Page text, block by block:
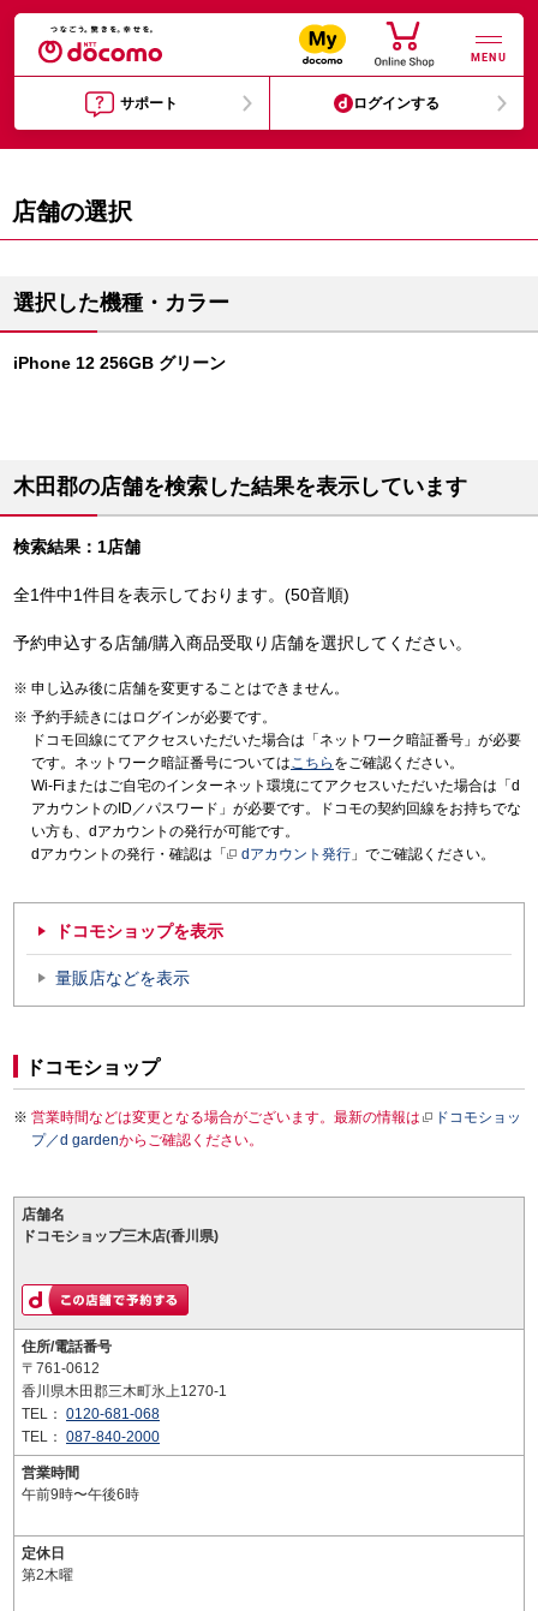
MENU
サポート ログインする
店舗の選択
選択した機種・カラー
iPhone 12 256GB グリーン
木田郡の店舗を検索した結果を表示しています
検索結果：1店舗
全1件中1件目を表示しております。(50音順)
予約申込する店舗/購入商品受取り店舗を選択してください。
申し込み後に店舗を変更することはできません。
予約手続きにはログインが必要です。
ドコモ回線にてアクセスいただいた場合は「ネットワーク暗証番号」が必要
です。ネットワーク暗証番号についてはこちら をご確認ください。
Wi-Fiまたはご自宅のインターネット環境にてアクセスいただいた場合は「d
アカウントのID／パスワード」が必要です。ドコモの契約回線をお持ちでな
い方も、dアカウントの発行が可能です。
dアカウントの発行・確認は「
dアカウント発行 」でご確認ください。
ドコモショップを表示
量販店などを表示
ドコモショップ
営業時間などは変更となる場合がございます。最新の情報は
ドコモショッ
プ／d gardenからご確認ください。
店舗名
ドコモショップ三木店(香川県)
住所/電話番号
〒761-0612
香川県木田郡三木町氷上1270-1
TEL： 0120-681-068
TEL： 087-840-2000
営業時間
午前9時〜午後6時
定休日
第2木曜